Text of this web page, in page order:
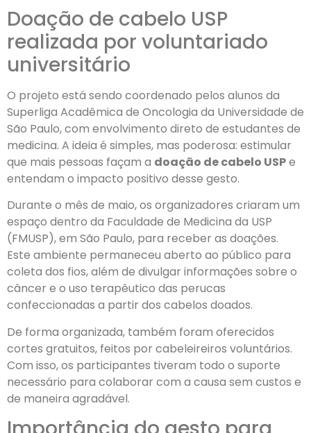
Doação de cabelo USP
realizada por voluntariado
universitário
O projeto está sendo coordenado pelos alunos da
Superliga Acadêmica de Oncologia da Universidade de
São Paulo, com envolvimento direto de estudantes de
medicina. A ideia é simples, mas poderosa: estimular
que mais pessoas façam a doação de cabelo USPe
entendam o impacto positivo desse gesto.
Durante o mês de maio, os organizadores criaram um
espaço dentro da Faculdade de Medicina da USP
(FMUSP), em São Paulo, para receber as doações.
Este ambiente permaneceu aberto ao público para
coleta dos fios, além de divulgar informações sobre o
câncer e o uso terapêutico das perucas
confeccionadas a partir dos cabelos doados.
De forma organizada, também foram oferecidos
cortes gratuitos, feitos por cabeleireiros voluntários.
Com isso, os participantes tiveram todo o suporte
necessário para colaborar com a causa sem custos e
de maneira agradável.